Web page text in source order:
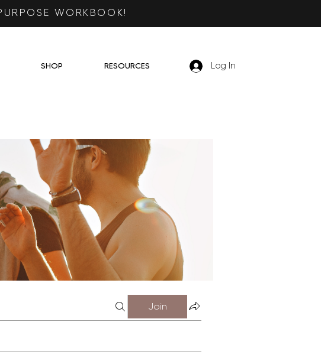
WORKBOOK!
SHOP RESOURCES Log In
Join